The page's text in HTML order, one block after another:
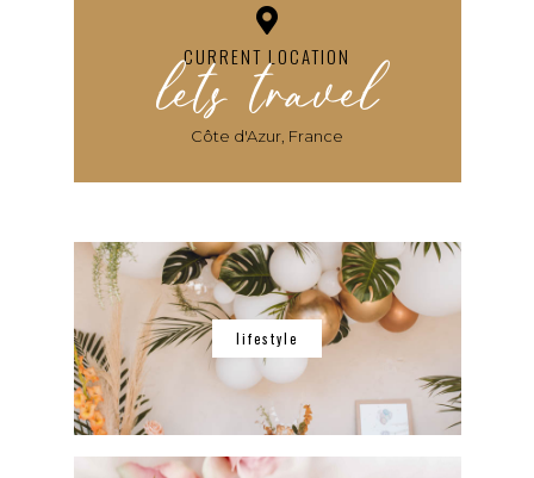
CURRENT LOCATION
lets travel
Côte d'Azur, France
lifestyle